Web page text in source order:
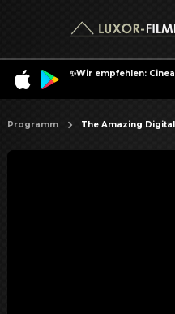
✨Wir empfehlen:
Programm The Amazing